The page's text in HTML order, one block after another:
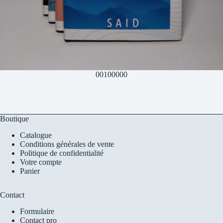
00100000
Boutique
Catalogue
Conditions générales de vente
Politique de confidentialité
Votre compte
Panier
Contact
Formulaire
Contact pro